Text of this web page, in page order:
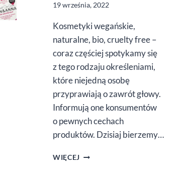
19 września, 2022
Kosmetyki wegańskie,
naturalne, bio, cruelty free –
coraz częściej spotykamy się
z tego rodzaju określeniami,
które niejedną osobę
przyprawiają o zawrót głowy.
Informują one konsumentów
o pewnych cechach
produktów. Dzisiaj bierzemy…
WIĘCEJ